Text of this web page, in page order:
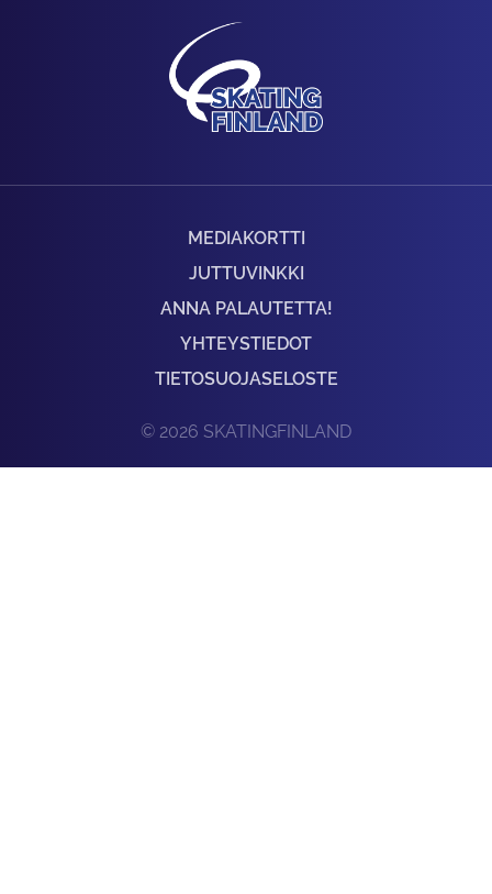
MEDIAKORTTI
JUTTUVINKKI
ANNA PALAUTETTA!
YHTEYSTIEDOT
TIETOSUOJASELOSTE
© 2026 SKATINGFINLAND